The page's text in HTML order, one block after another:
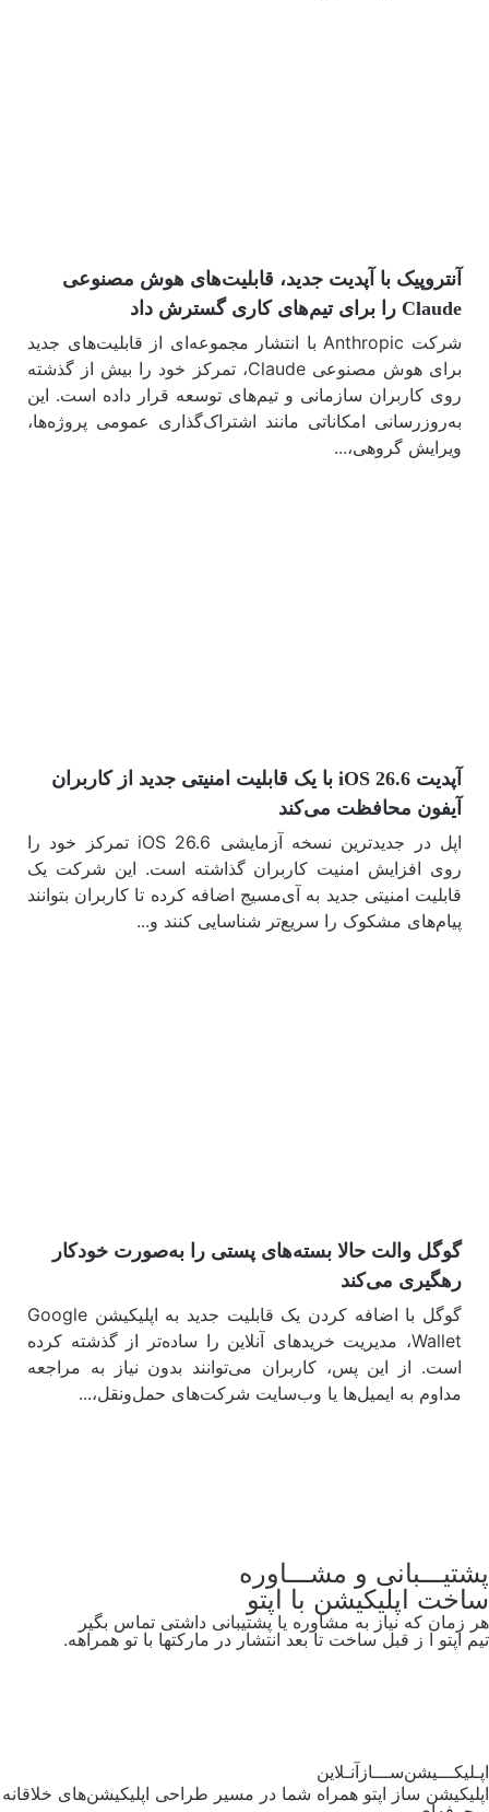
آنتروپیک با آپدیت جدید، قابلیت‌های هوش مصنوعی
Claude را برای تیم‌های کاری گسترش داد
شرکت Anthropic با انتشار مجموعه‌ای از قابلیت‌های جدید
برای هوش مصنوعی Claude، تمرکز خود را بیش از گذشته
روی کاربران سازمانی و تیم‌های توسعه قرار داده است. این
به‌روزرسانی امکاناتی مانند اشتراک‌گذاری عمومی پروژه‌ها،
ویرایش گروهی،...
آپدیت iOS 26.6 با یک قابلیت امنیتی جدید از کاربران
آیفون محافظت می‌کند
اپل در جدیدترین نسخه آزمایشی iOS 26.6 تمرکز خود را
روی افزایش امنیت کاربران گذاشته است. این شرکت یک
قابلیت امنیتی جدید به آی‌مسیج اضافه کرده تا کاربران بتوانند
پیام‌های مشکوک را سریع‌تر شناسایی کنند و...
گوگل والت حالا بسته‌های پستی را به‌صورت خودکار
رهگیری می‌کند
گوگل با اضافه کردن یک قابلیت جدید به اپلیکیشن Google
Wallet، مدیریت خریدهای آنلاین را ساده‌تر از گذشته کرده
است. از این پس، کاربران می‌توانند بدون نیاز به مراجعه
مداوم به ایمیل‌ها یا وب‌سایت شرکت‌های حمل‌ونقل،...
پشتیـــبانی و مشـــاوره
ساخت اپلیکیشن با اپتو
هر زمان که نیاز به مشاوره یا پشتیبانی داشتی تماس بگیر
تیم اپتو ا ز قبل ساخت تا بعد انتشار در مارکتها با تو همراهه.
اپـلیکـــیشن‌ســـازآنـلاین
اپلیکیشن ساز اپتو همراه شما در مسیر طراحی اپلیکیشن‌های خلاقانه